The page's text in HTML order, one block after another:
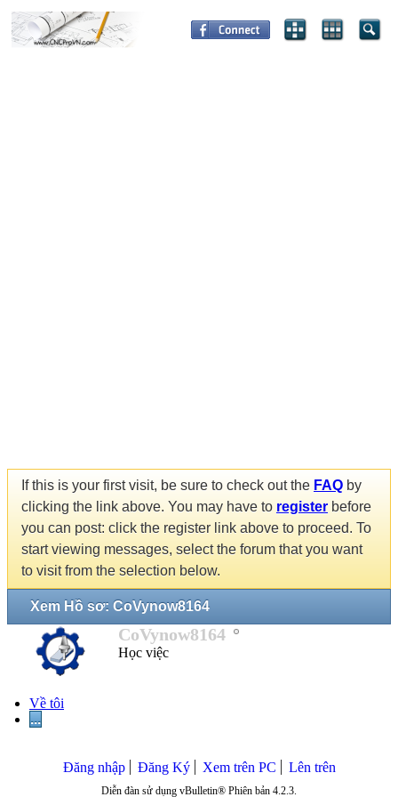
If this is your first visit, be sure to check out the FAQ by
clicking the link above. You may have to register before
you can post: click the register link above to proceed. To
start viewing messages, select the forum that you want
to visit from the selection below.
Xem Hồ sơ: CoVynow8164
CoVynow8164
Học việc
Về tôi
...
Đăng nhập Đăng Ký Xem trên PC Lên trên
Diễn đàn sử dụng vBulletin® Phiên bản 4.2.3.